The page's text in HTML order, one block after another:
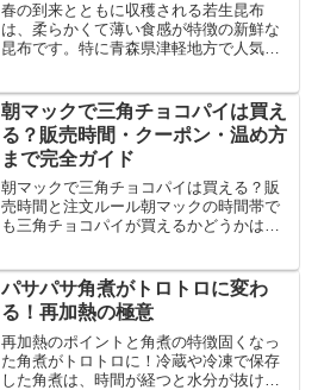
春の到来とともに収穫される若生昆布
は、柔らかくて薄い食感が特徴の新鮮な
昆布です。特に青森県津軽地方で人気が
春季限定で入手可能な若生昆布の購入方
法に焦点を当てています。以...
朝マックで三角チョコパイは買え
る？販売時間・クーポン・温め方
まで完全ガイド
朝マックで三角チョコパイは買える？販
売時間と注文ルール朝マックの時間帯で
も三角チョコパイが買えるかどうかは、
は“朝マック限定”ではなく、基本的には通
常メニューの時間帯に販...
パサパサ角煮がトロトロに変わ
る！再加熱の極意
再加熱のポイントと角煮の特徴固くなっ
た角煮がトロトロに！冷蔵や冷凍で保存
した角煮は、時間が経つと水分が抜けて